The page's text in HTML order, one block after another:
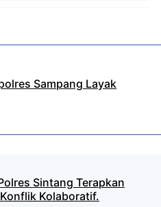
Sampang Layak
Sintang Terapkan
Kolaboratif.